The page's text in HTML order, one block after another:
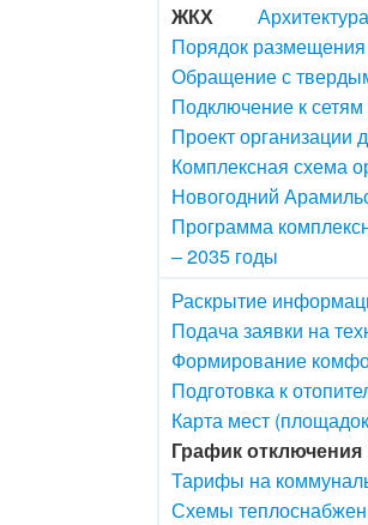
ЖКХ
Порядок
Обращение с
Подключение к
Проект организации
Комплексная схема
Новогодний
Программа
– 2035 годы
Раскрытие
Подача заявки на
Формирование
Подготовка к
Карта мест
График
Тарифы на
Схемы